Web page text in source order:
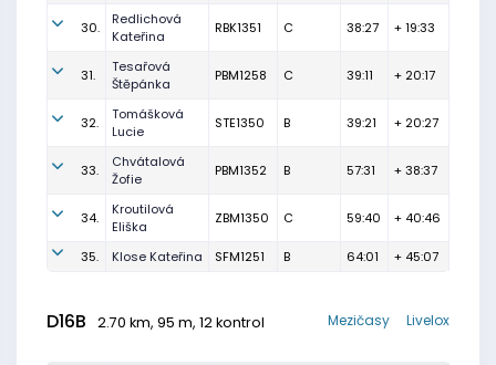
30.
Redlichová
Kateřina
RBK1351 C 38:27 + 19:33
31.
Tesařová
Štěpánka
PBM1258 C 39:11 + 20:17
32.
Tomášková
Lucie
STE1350 B 39:21 + 20:27
33.
Chvátalová
Žofie
PBM1352 B 57:31 + 38:37
34.
Kroutilová
Eliška
ZBM1350 C 59:40 + 40:46
35. Klose Kateřina SFM1251 B 64:01 + 45:07
D16B 2.70 km, 95 m, 12 kontrol Livelox
Mezičasy